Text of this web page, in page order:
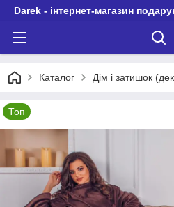
Darek - інтернет-магазин
Каталог Дім і затишок
Топ